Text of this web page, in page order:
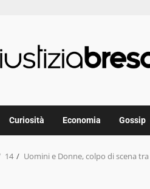
Curiosità Economia Gossip
14 Uomini e Donne, colpo di scena tra